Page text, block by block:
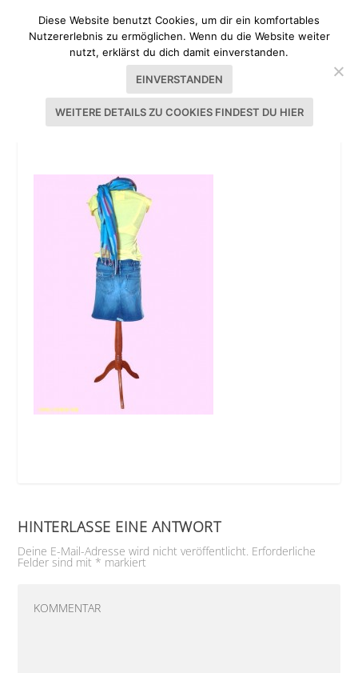
JEANSROCK AUS LIEBLINGSJEANS
HINTERLASSE EINE ANTWORT
Deine E-Mail-Adresse wird nicht veröffentlicht. Erforderliche
Felder sind mit * markiert
Diese Website benutzt Cookies, um dir ein komfortables
Nutzererlebnis zu ermöglichen. Wenn du die Website weiter
nutzt, erklärst du dich damit einverstanden.
EINVERSTANDEN
WEITERE DETAILS ZU COOKIES FINDEST DU HIER